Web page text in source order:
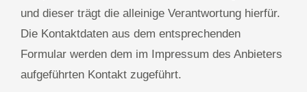
und dieser trägt die alleinige Verantwortung hierfür.
Die Kontaktdaten aus dem entsprechenden
Formular werden dem im Impressum des Anbieters
aufgeführten Kontakt zugeführt.